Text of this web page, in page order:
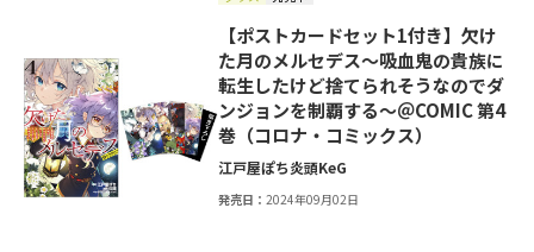
【ポストカードセット1付き】欠け
た月のメルセデス～吸血鬼の貴族に
転生したけど捨てられそうなのでダ
ンジョンを制覇する～＠COMIC 第4
巻（コロナ・コミックス）
江戸屋ぽち炎頭KeG
発売日：2024年09月02日